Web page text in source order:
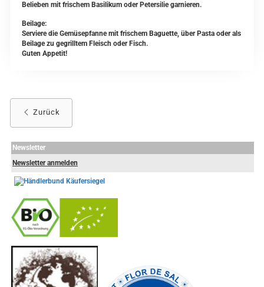
Belieben mit frischem Basilikum oder Petersilie garnieren.
Beilage:
Serviere die Gemüsepfanne mit frischem Baguette, über Pasta oder als
Beilage zu gegrilltem Fleisch oder Fisch.
Guten Appetit!
Zurück
Newsletter
Newsletter anmelden